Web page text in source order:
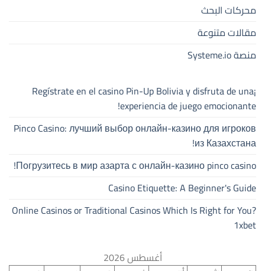
محركات البحث
مقالات متنوعة
منصة Systeme.io
¡Regístrate en el casino Pin-Up Bolivia y disfruta de una
experiencia de juego emocionante!
Pinco Casino: лучший выбор онлайн-казино для игроков
из Казахстана!
Погрузитесь в мир азарта с онлайн-казино pinco casino!
Casino Etiquette: A Beginner's Guide
Online Casinos or Traditional Casinos Which Is Right for You?
1xbet
أغسطس 2026